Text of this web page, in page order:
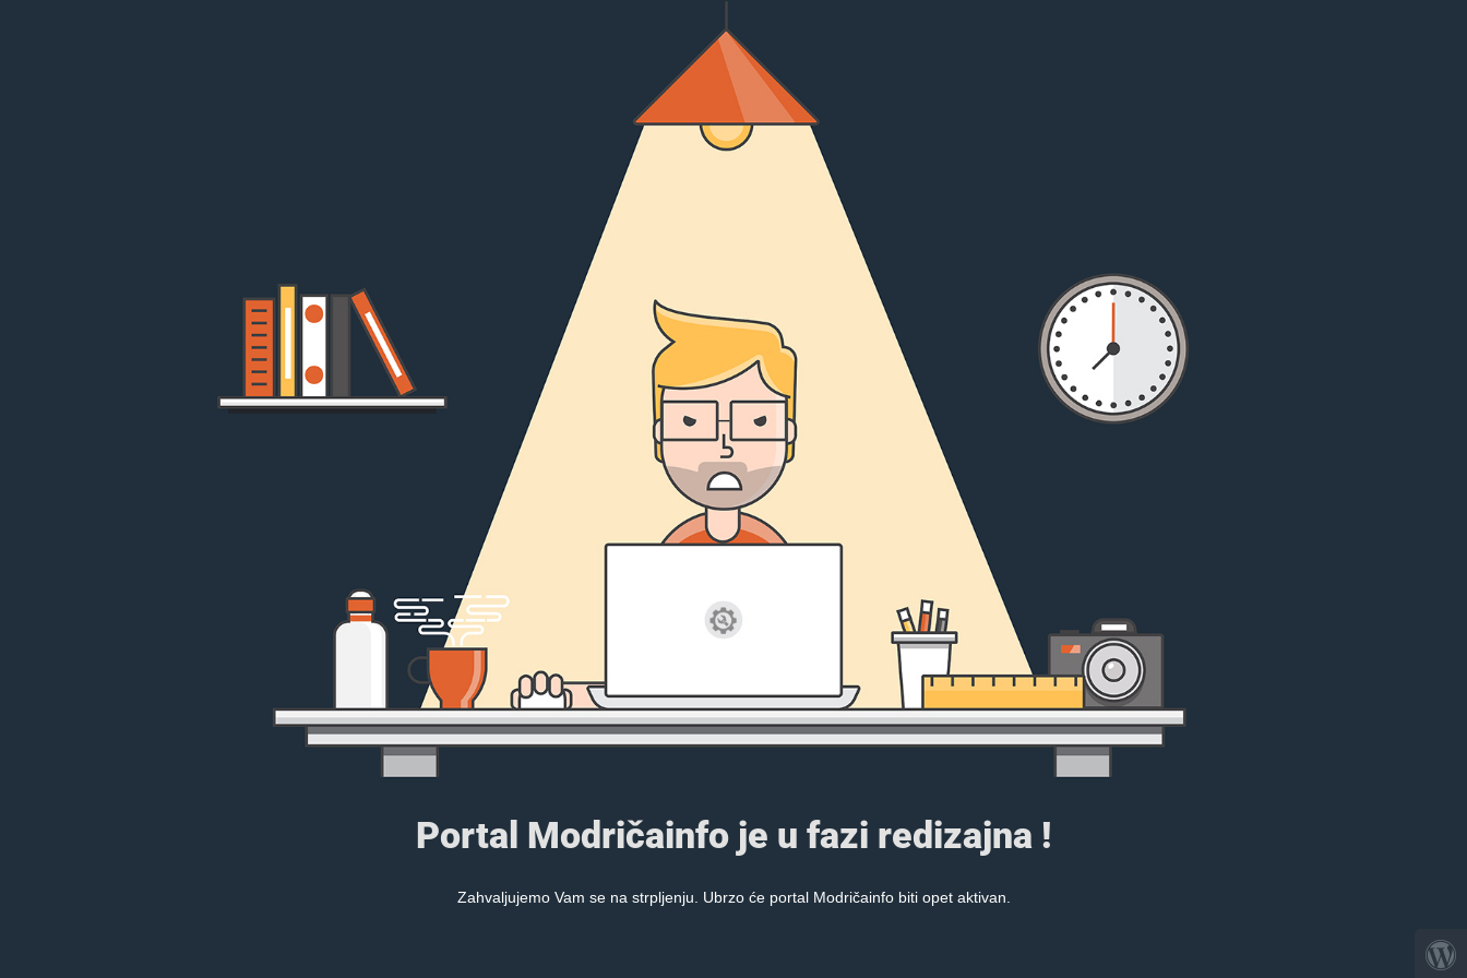
Portal Modričainfo je u fazi redizajna !
Zahvaljujemo Vam se na strpljenju. Ubrzo će portal Modričainfo biti opet aktivan.